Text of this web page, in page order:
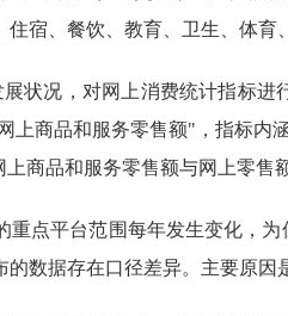
宿、餐饮、教育、卫生、体育
状况，对网上消费统计指标
上商品和服务零售额"，指标
商品和服务零售额与网上零售
重点平台范围每年发生变化，
数据存在口径差异。主要原